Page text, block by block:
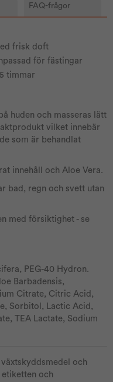
FAQ-frågor
frisk doft
för fästingar
timmar
huden och masseras lätt
vilket innebär
som är behandlat
innehåll och Aloe Vera.
bad, regn och svett utan
med försiktighet - se
PEG-40 Hydron.
Barbadensis,
Citrate, Citric Acid,
Sorbitol, Lactic Acid,
TEA Lactate, Sodium
och
och